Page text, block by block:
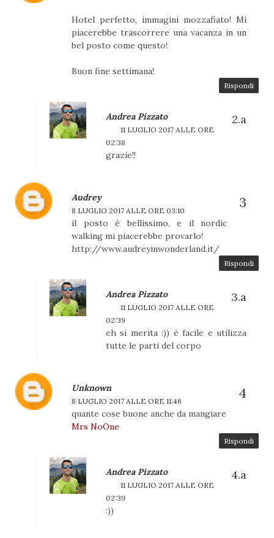
Hotel perfetto, immagini mozzafiato! Mi
piacerebbe trascorrere una vacanza in un
bel posto come questo!
Buon fine settimana!
Rispondi
Andrea Pizzato
11 LUGLIO 2017 ALLE ORE
02:38
grazie!!
Audrey
8 LUGLIO 2017 ALLE ORE 03:10
il posto è bellissimo, e il nordic
walking mi piacerebbe provarlo!
http://www.audreyinwonderland.it/
Rispondi
Andrea Pizzato
11 LUGLIO 2017 ALLE ORE
02:39
eh si merita :)) è facile e utilizza
tutte le parti del corpo
Unknown
8 LUGLIO 2017 ALLE ORE 11:46
quante cose buone anche da mangiare
Mrs NoOne
Rispondi
Andrea Pizzato
11 LUGLIO 2017 ALLE ORE
02:39
:))